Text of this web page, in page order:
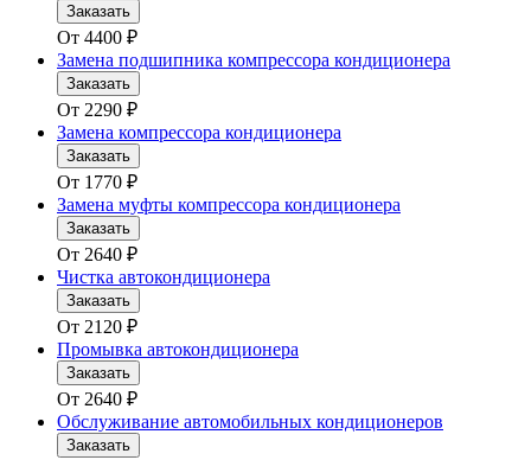
Заказать
От 4400 ₽
Замена подшипника компрессора кондиционера
Заказать
От 2290 ₽
Замена компрессора кондиционера
Заказать
От 1770 ₽
Замена муфты компрессора кондиционера
Заказать
От 2640 ₽
Чистка автокондиционера
Заказать
От 2120 ₽
Промывка автокондиционера
Заказать
От 2640 ₽
Обслуживание автомобильных кондиционеров
Заказать